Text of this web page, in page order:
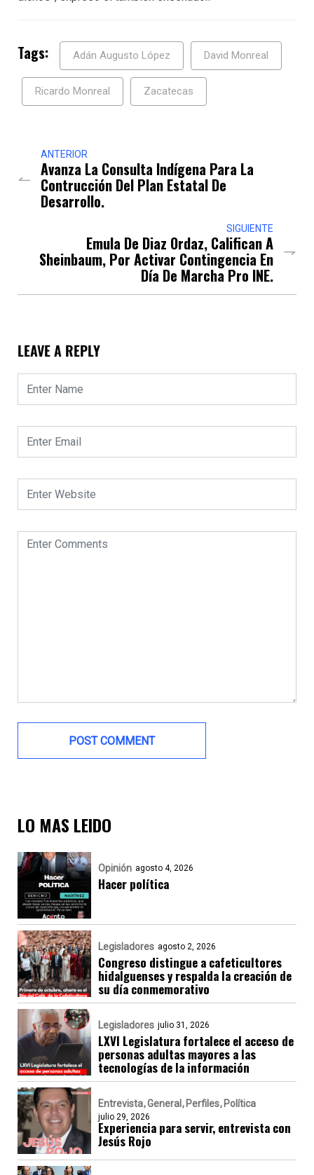
Tags: Adán Augusto López David Monreal
Ricardo Monreal Zacatecas
ANTERIOR
Avanza La Consulta Indígena Para La
Contrucción Del Plan Estatal De
Desarrollo.
SIGUIENTE
Emula De Diaz Ordaz, Califican A
Sheinbaum, Por Activar Contingencia En
Día De Marcha Pro INE.
LEAVE A REPLY
LO MAS LEIDO
Opinión agosto 4, 2026
Hacer política
Legisladores agosto 2, 2026
Congreso distingue a cafeticultores
hidalguenses y respalda la creación de
su día conmemorativo
Legisladores julio 31, 2026
LXVI Legislatura fortalece el acceso de
personas adultas mayores a las
tecnologías de la información
Entrevista General Perfiles Política
julio 29, 2026
Experiencia para servir, entrevista con
Jesús Rojo